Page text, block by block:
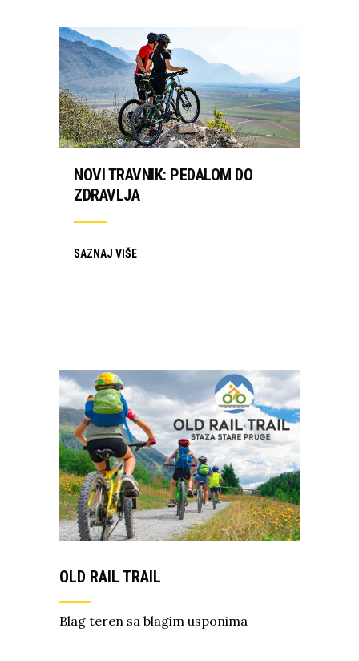
NOVI TRAVNIK: PEDALOM DO
ZDRAVLJA
SAZNAJ VIŠE
OLD RAIL TRAIL
Blag teren sa blagim usponima